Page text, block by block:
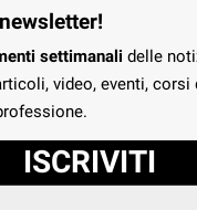
settimanali delle
video, eventi, corsi
ISCRIVITI